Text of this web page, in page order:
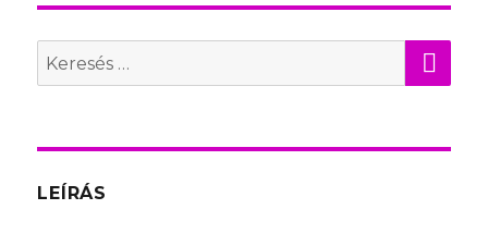
Search
for:
LEÍRÁS